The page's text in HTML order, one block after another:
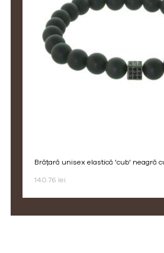
brățară unisex elastică 'cub' neagră
140.76 lei